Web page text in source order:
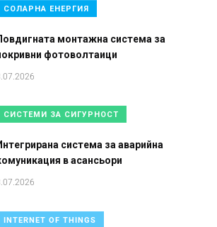
СОЛАРНА ЕНЕРГИЯ
монтажна система за
фотоволтаици
СИСТЕМИ ЗА СИГУРНОСТ
система за аварийна
в асансьори
INTERNET OF THINGS